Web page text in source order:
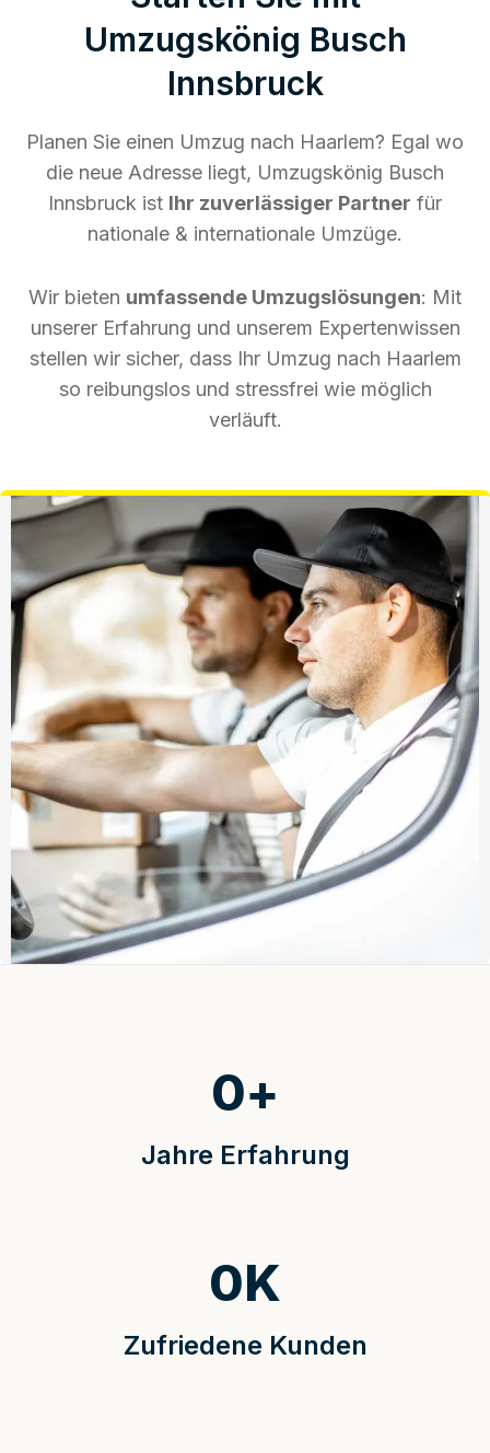
Umzugskönig Busch
Innsbruck
Planen Sie einen Umzug nach Haarlem? Egal wo
die neue Adresse liegt, Umzugskönig Busch
Innsbruck ist Ihr zuverlässiger Partner für
nationale & internationale Umzüge.
Wir bieten umfassende Umzugslösungen: Mit
unserer Erfahrung und unserem Expertenwissen
stellen wir sicher, dass Ihr Umzug nach Haarlem
so reibungslos und stressfrei wie möglich
verläuft.
Jahre Erfahrung
0+
Zufriedene Kunden
0K